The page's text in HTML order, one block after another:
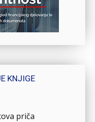
KNJIGE
priča